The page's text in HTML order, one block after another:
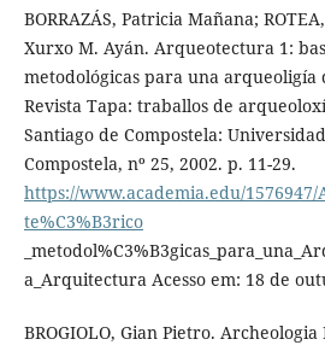
BORRAZÁS, Patricia Mañana;
Xurxo M. Ayán. Arqueotectura 1:
metodológicas para una
Revista Tapa: traballos de
Santiago de Compostela:
Compostela, nº 25, 2002. p. 11-29.
https://www.academia.edu/1576947/
te%C3%B3rico
a_Arquitectura Acesso em: 18 de
BROGIOLO, Gian Pietro.